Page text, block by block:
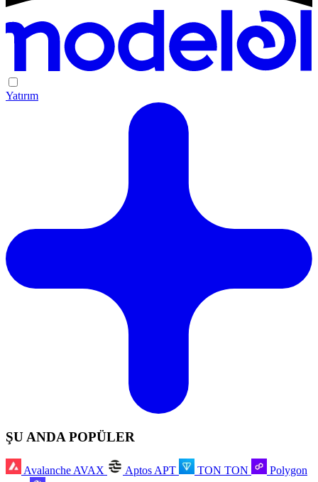
Yatırım
ŞU ANDA POPÜLER
Avalanche AVAX Aptos APT TON TON
Polygon